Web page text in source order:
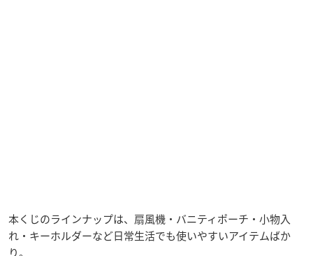
本くじのラインナップは、扇風機・バニティポーチ・小物入
れ・キーホルダーなど日常生活でも使いやすいアイテムばか
り。